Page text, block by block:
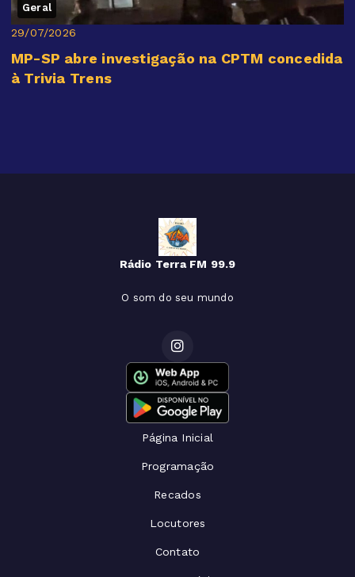
Geral
29/07/2026
MP-SP abre investigação na CPTM concedida
à Trivia Trens
Rádio Terra FM 99.9
O som do seu mundo
Página Inicial
Programação
Recados
Locutores
Contato